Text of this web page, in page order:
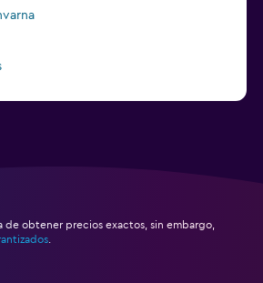
de obtener precios exactos, sin embargo,